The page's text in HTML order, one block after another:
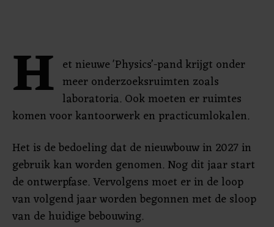
H et nieuwe 'Physics’-pand krijgt onder
meer onderzoeksruimten zoals
laboratoria. Ook moeten er ruimtes
komen voor kantoorwerk en practicumlokalen.
Het is de bedoeling dat de nieuwbouw in 2027 in
gebruik kan worden genomen. Nog dit jaar start
de ontwerpfase. Vervolgens moet er in de loop
van volgend jaar worden begonnen met de sloop
van de huidige bebouwing.